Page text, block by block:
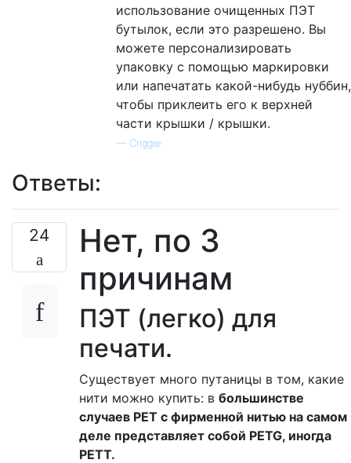
использование очищенных ПЭТ
бутылок, если это разрешено. Вы
можете персонализировать
упаковку с помощью маркировки
или напечатать какой-нибудь нуббин,
чтобы приклеить его к верхней
части крышки / крышки.
— Criggie
Ответы:
24
Нет, по 3
причинам
ПЭТ (легко) для
печати.
Существует много путаницы в том, какие
нити можно купить: в большинстве
случаев PET с фирменной нитью на самом
деле представляет собой PETG, иногда
PETT.